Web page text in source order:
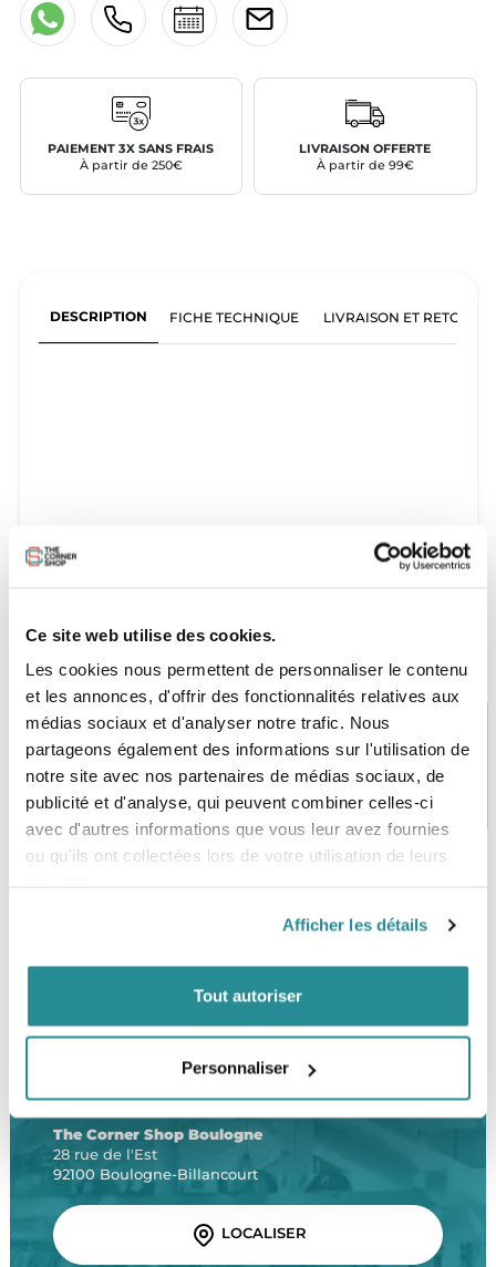
Ce site web utilise des cookies.
Les cookies nous permettent de personnaliser le contenu
et les annonces, d'offrir des fonctionnalités relatives aux
médias sociaux et d'analyser notre trafic. Nous
partageons également des informations sur l'utilisation de
notre site avec nos partenaires de médias sociaux, de
publicité et d'analyse, qui peuvent combiner celles-ci
avec d'autres informations que vous leur avez fournies
ou qu'ils ont collectées lors de votre utilisation de leurs
Afficher les détails
Tout autoriser
Personnaliser
PAIEMENT 3X SANS FRAIS
À partir de 250€
LIVRAISON OFFERTE
À partir de 99€
DESCRIPTION FICHE TECHNIQUE LIVRAISON ET RETOURS
PAIEMENT SÉCURISÉ
CB, VISA, Mastercard, ALMA
STOCK EN TEMPS RÉEL
Plus de 5000 produits en stock
À partir de 99€ d’achat*
LE SHOP
The Corner Shop Boulogne
28 rue de l'Est
92100 Boulogne-Billancourt
LOCALISER